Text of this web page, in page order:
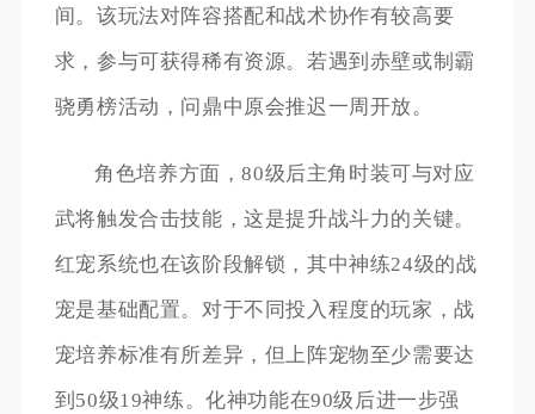
间。该玩法对阵容搭配和战术协作有较高要
求，参与可获得稀有资源。若遇到赤壁或制霸
骁勇榜活动，问鼎中原会推迟一周开放。
角色培养方面，80级后主角时装可与对应
武将触发合击技能，这是提升战斗力的关键。
红宠系统也在该阶段解锁，其中神练24级的战
宠是基础配置。对于不同投入程度的玩家，战
宠培养标准有所差异，但上阵宠物至少需要达
到50级19神练。化神功能在90级后进一步强